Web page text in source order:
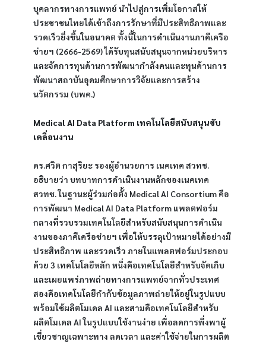
บุคลากรทางการแพทย์ นำไปสู่การเพิ่มโอกาสให้
ประชาชนไทยได้เข้าถึงการรักษาที่มีประสิทธิภาพและ
รวดเร็วยิ่งขึ้นในอนาคต ทั้งนี้ในการดำเนินงานภาคีเครือ
ข่ายฯ (2666-2569) ได้รับทุนสนับสนุนจากหน่วยบริหาร
และจัดการทุนด้านการพัฒนากำลังคนและทุนด้านการ
พัฒนาสถาบันอุดมศึกษาการวิจัยและการสร้าง
นวัตกรรม (บพค.)
Medical AI Data Platform เทคโนโลยีสนับสนุนขับ
เคลื่อนงาน
ดร.ศวิต กาสุริยะ รองผู้อำนวยการ เนคเทค สวทช.
อธิบายว่า บทบาทการดำเนินงานหลักของเนคเทค
สวทช. ในฐานะผู้ร่วมก่อตั้ง Medical AI Consortium คือ
การพัฒนา Medical AI Data Platform แพลตฟอร์ม
กลางที่รวบรวมเทคโนโลยีสำหรับสนับสนุนการดำเนิน
งานของภาคีเครือข่ายฯ เพื่อให้บรรลุเป้าหมายได้อย่างมี
ประสิทธิภาพ และรวดเร็ว ภายในแพลตฟอร์มประกอบ
ด้วย 3 เทคโนโลยีหลัก หนึ่งคือเทคโนโลยีสำหรับจัดเก็บ
และเผยแพร่ภาพถ่ายทางการแพทย์จากทั่วประเทศ
สองคือเทคโนโลยีกำกับข้อมูลภาพถ่ายให้อยู่ในรูปแบบ
พร้อมใช้ผลิตโมเดล AI และสามคือเทคโนโลยีสำหรับ
ผลิตโมเดล AI ในรูปแบบใช้งานง่าย เพื่อลดการพึ่งพาผู้
เชี่ยวชาญเฉพาะทาง ลดเวลา และค่าใช้จ่ายในการผลิต